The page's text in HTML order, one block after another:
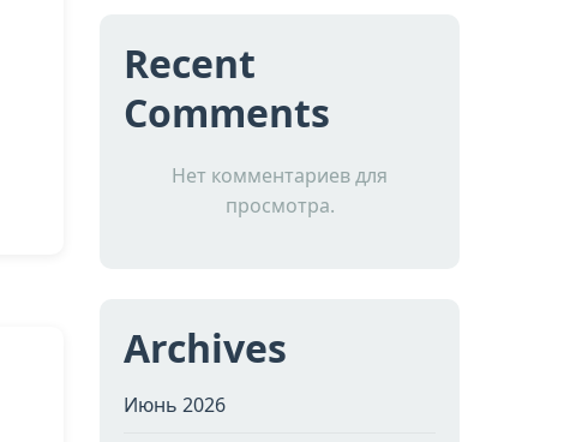
Recent
Comments
Нет комментариев для
просмотра.
Archives
Июнь 2026